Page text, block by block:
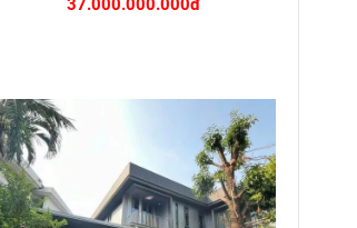
37.000.000.000đ